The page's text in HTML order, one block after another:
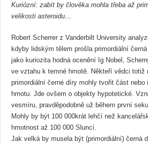
Kuriózní: zabít by člověka mohla třeba až
velikosti asteroidu…
Robert Scherrer z Vanderbilt University
kdyby lidským tělem prošla primordiální
jako kuriozita hodná ocenění Ig Nobel,
ve vztahu k temné hmotě. Někteří vědci totiž
primordiální černé díry mohly tvořit část nebo
hmotu. Jde ovšem o objekty hypotetické.
vesmíru, pravděpodobně už během první
Mohly by být 100 000krát lehčí než
hmotnost až 100 000 Sluncí.
Jak velká by musela být (primordiální) černá